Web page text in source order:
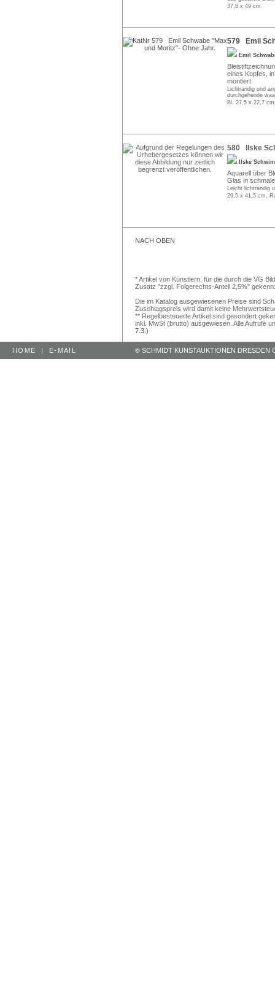
37,8 x 49 cm.
579 Emil
Emil
eines Kopfes,
montiert.
Lichtrandig und
durchgehende
Bl. 27,5 x 22,7
580 Ilske
Ilske
Aquarell über
Glas in
Leicht lichtrandig
29,5 x 41,5 cm,
NACH OBEN
* Artikel von Künstlern, für die durch die VG
Zusatz "zzgl. Folgerechts-Anteil 2,5%"
Die im Katalog ausgewiesenen Preise sind
Zuschlagspreis wird damit keine
** Regelbesteuerte Artikel sind gesondert
inkl. MwSt (brutto) ausgewiesen. Alle Aufrufe
7.3.)
HOME | E-MAIL © SCHMIDT KUNSTAUKTIONEN DRESDEN